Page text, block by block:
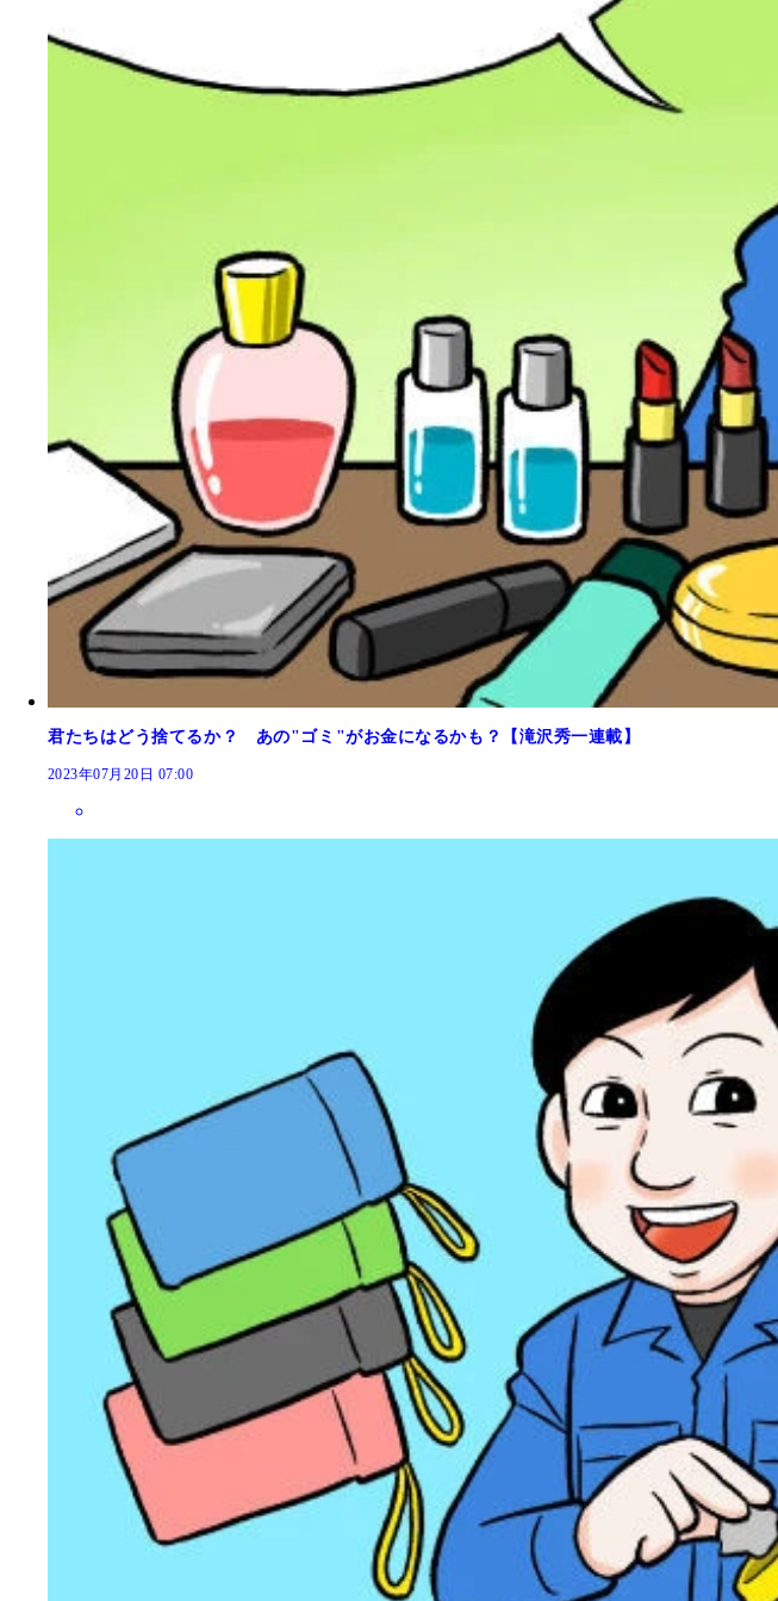
君たちはどう捨てるか？ あの"ゴミ"がお金になるかも？【滝沢秀一連載】
2023年07月20日 07:00